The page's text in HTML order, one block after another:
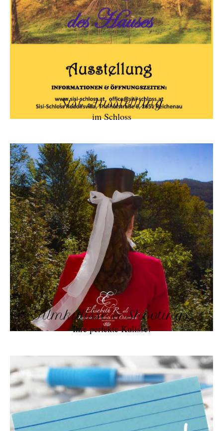
Sisi Ausstellung
im Schloss
Filmkulisse & Shootings
Ihre perfekte Kulisse!